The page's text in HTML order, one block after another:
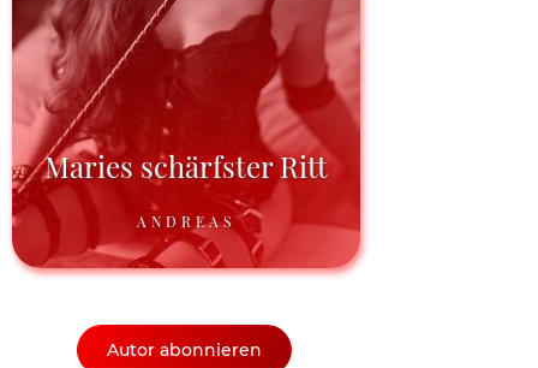
Maries schärfster Ritt
ANDREAS
Autor abonnieren